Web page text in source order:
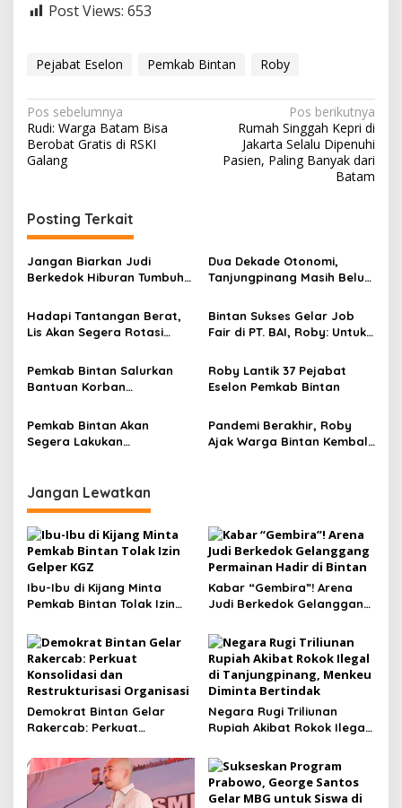
Post Views: 653
Pejabat Eselon Pemkab Bintan Roby
N
a
v
g
a
s
p
o
s
Pos sebelumnya
Rudi: Warga Batam Bisa
Berobat Gratis di RSKI
Galang
Pos berikutnya
Rumah Singgah Kepri di
Jakarta Selalu Dipenuhi
Pasien, Paling Banyak dari
Batam
Posting Terkait
Jangan Biarkan Judi
Berkedok Hiburan Tumbuh
Dua Dekade Otonomi,
Tanjungpinang Masih Belum
Hadapi Tantangan Berat,
Lis Akan Segera Rotasi
Kelar
Bintan Sukses Gelar Job
Fair di PT. BAI, Roby: Untuk
Pemkab Bintan Salurkan
Bantuan Korban
Kecamatan Tambelan
Roby Lantik 37 Pejabat
Eselon Pemkab Bintan
Pemkab Bintan Akan
Segera Lakukan
Pandemi Berakhir, Roby
Ajak Warga Bintan Kembali
Jangan Lewatkan
Ibu-Ibu di Kijang Minta
Pemkab Bintan Tolak Izin
Kabar “Gembira”! Arena
Judi Berkedok Gelanggang
Demokrat Bintan Gelar
Rakercab: Perkuat
Restrukturisasi Organisasi
Negara Rugi Triliunan
Rupiah Akibat Rokok Ilegal
Diminta Bertindak